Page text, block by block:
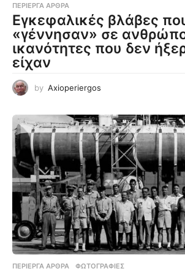
ΠΕΡΊΕΡΓΑ ΆΡΘΡΑ
Εγκεφαλικές βλάβες
«γέννησαν» σε
ικανότητες που δεν
είχαν
by Axioperiergos
ΠΕΡΊΕΡΓΑ ΆΡΘΡΑ ,ΦΩΤΟΓΡΑΦΊΕΣ